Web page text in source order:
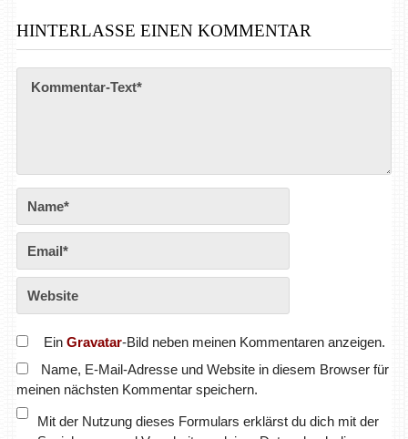
HINTERLASSE EINEN KOMMENTAR
Ein Gravatar-Bild neben meinen Kommentaren anzeigen.
Name, E-Mail-Adresse und Website in diesem Browser für
meinen nächsten Kommentar speichern.
Mit der Nutzung dieses Formulars erklärst du dich mit der